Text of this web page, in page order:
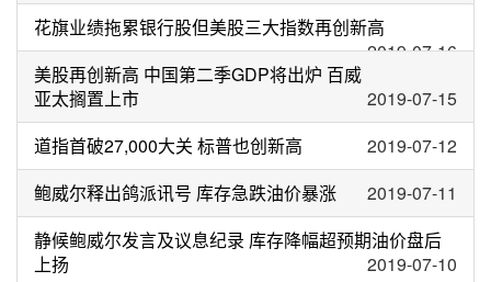
花旗业绩拖累银行股但美股三大指数再创新高
2019-07-16
美股再创新高 中国第二季GDP将出炉 百威
亚太搁置上市
2019-07-15
道指首破27,000大关 标普也创新高
2019-07-12
鲍威尔释出鸽派讯号 库存急跌油价暴涨
2019-07-11
静候鲍威尔发言及议息纪录 库存降幅超预期油价盘后
上扬
2019-07-10